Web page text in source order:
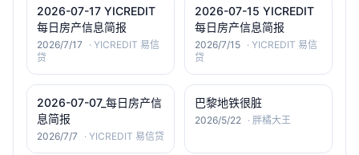
2026-07-17 YICREDIT
每日房产信息简报
2026/7/17 · YICREDIT 易信
贷
2026-07-15 YICREDIT
每日房产信息简报
2026/7/15 · YICREDIT 易信
贷
2026-07-07_每日房产信
息简报
2026/7/7 · YICREDIT 易信贷
巴黎地铁很脏
2026/5/22 · 胖橘大王